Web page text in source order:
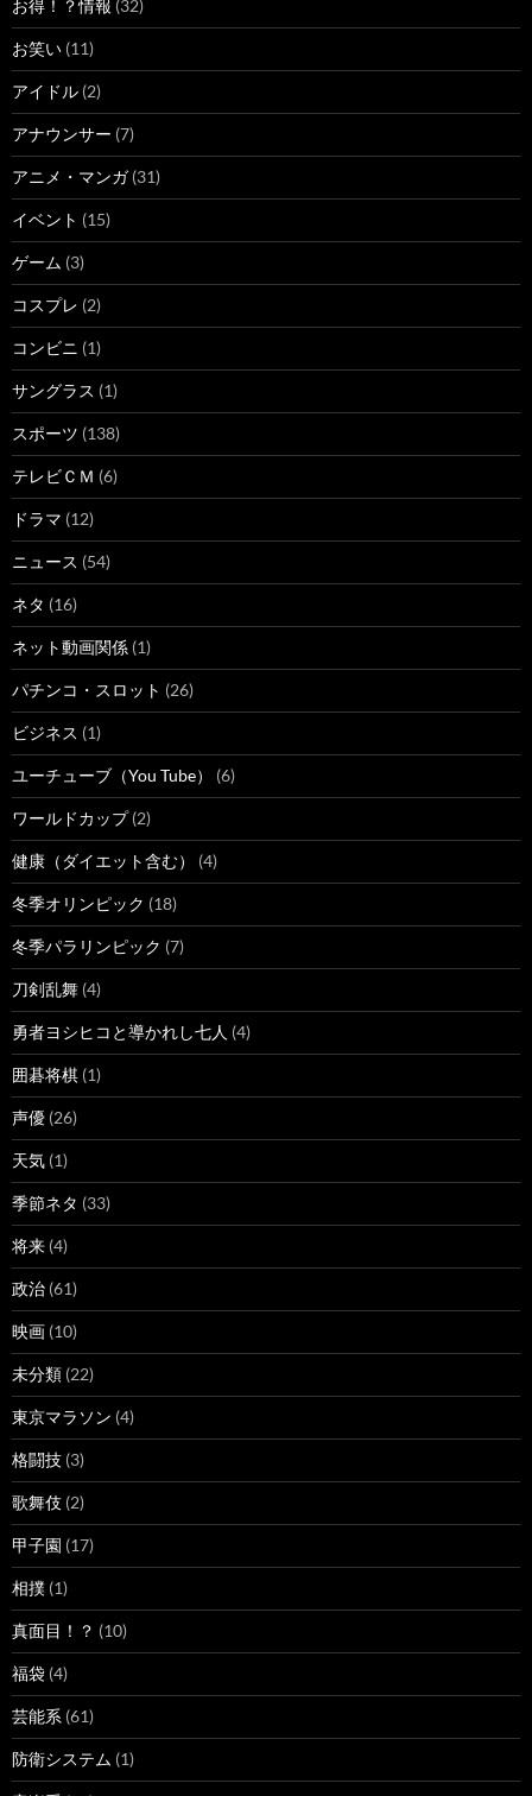
お得！？情報 (32)
お笑い (11)
アイドル (2)
アナウンサー (7)
アニメ・マンガ(31)
イベント (15)
ゲーム (3)
コスプレ (2)
コンビニ (1)
サングラス (1)
スポーツ (138)
テレビＣＭ (6)
ドラマ (12)
ニュース (54)
ネタ (16)
ネット動画関係 (1)
パチンコ・スロット (26)
ビジネス (1)
ユーチューブ（You Tube） (6)
ワールドカップ(2)
健康（ダイエット含む） (4)
冬季オリンピック (18)
冬季パラリンピック (7)
刀剣乱舞 (4)
勇者ヨシヒコと導かれし七人 (4)
囲碁将棋 (1)
声優 (26)
天気 (1)
季節ネタ (33)
将来 (4)
政治 (61)
映画 (10)
未分類 (22)
東京マラソン (4)
格闘技 (3)
歌舞伎 (2)
甲子園 (17)
相撲 (1)
真面目！？ (10)
福袋 (4)
芸能系 (61)
防衛システム (1)